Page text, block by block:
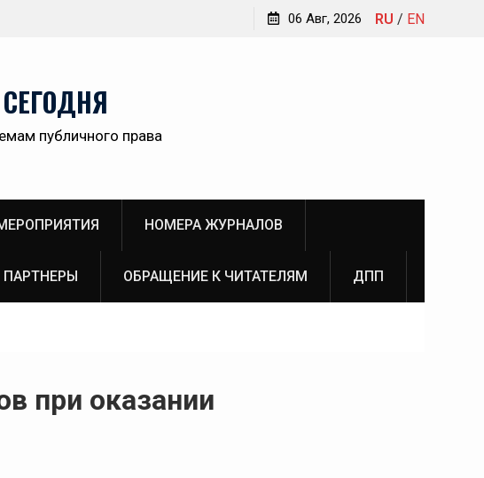
RU / EN
06 Авг, 2026
публичного права
НОМЕРА ЖУРНАЛОВ
ПАРТНЕРЫ ОБРАЩЕНИЕ К ЧИТАТЕЛЯМ ДПП
при оказании